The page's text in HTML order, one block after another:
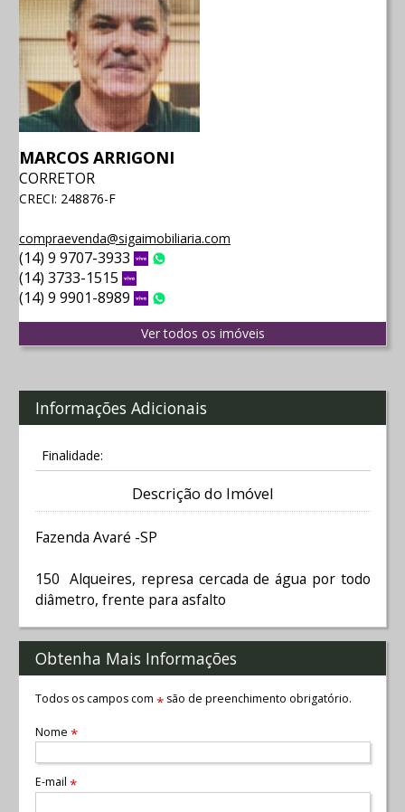
MARCOS ARRIGONI
CORRETOR
CRECI: 248876-F
compraevenda@sigaimobiliaria.com
(14) 9 9707-3933 Vivo
(14) 3733-1515
(14) 9 9901-8989 Vivo
Ver todos os imóveis
Informações Adicionais
Finalidade:
Descrição do Imóvel
Fazenda Avaré -SP
150 Alqueires, represa cercada de água por todo
diâmetro, frente para asfalto
Obtenha Mais Informações
Todos os campos com *são de preenchimento obrigatório.
Nome *
E-mail *